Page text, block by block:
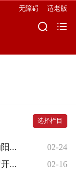
无障碍 适老版
选择栏目
...
02-24
...
02-16